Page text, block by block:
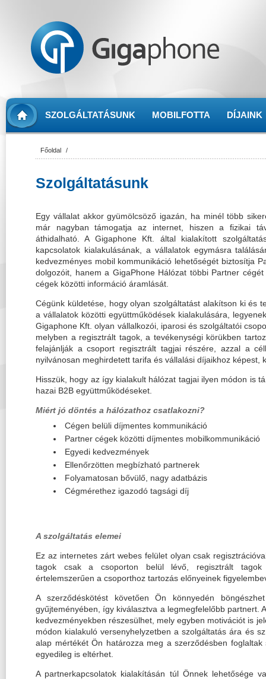
SZOLGÁLTATÁSUNK MOBILFOTTA DÍJAINK
Főoldal /
Szolgáltatásunk
Egy vállalat akkor gyümölcsöző igazán, ha minél több
már nagyban támogatja az internet, hiszen a fizikai
áthidalható. A Gigaphone Kft. által kialakított
kapcsolatok kialakulásának, a vállalatok egymásra
kedvezményes mobil kommunikáció lehetőségét biztosítja
dolgozóit, hanem a GigaPhone Hálózat többi Partner
cégek közötti információ áramlását.
Cégünk küldetése, hogy olyan szolgáltatást alakítson ki és
a vállalatok közötti együttműködések kialakulására,
Gigaphone Kft. olyan vállalkozói, iparosi és szolgáltatói
melyben a regisztrált tagok, a tevékenységi körükben
felajánlják a csoport regisztrált tagjai részére, azzal a
nyilvánosan meghirdetett tarifa és vállalási díjaikhoz képest,
Hisszük, hogy az így kialakult hálózat tagjai ilyen módon is
hazai B2B együttműködéseket.
Miért jó döntés a hálózathoz csatlakozni?
Cégen belüli díjmentes kommunikáció
Partner cégek közötti díjmentes mobilkommunikáció
Egyedi kedvezmények
Ellenőrzötten megbízható partnerek
Folyamatosan bővülő, nagy adatbázis
Cégmérethez igazodó tagsági díj
A szolgáltatás elemei
Ez az internetes zárt webes felület olyan csak
tagok csak a csoporton belül lévő, regisztrált tagok
értelemszerűen a csoporthoz tartozás előnyeinek
A szerződéskötést követően Ön könnyedén
gyűjteményében, így kiválasztva a legmegfelelőbb partnert.
kedvezményekben részesülhet, mely egyben motivációt is
módon kialakuló versenyhelyzetben a szolgáltatás ára és
alap mértékét Ön határozza meg a szerződésben
egyedileg is eltérhet.
A partnerkapcsolatok kialakításán túl Önnek lehetősége